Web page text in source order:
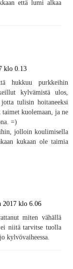
että lumi alkaa
klo 0.13
hukkuu purkkeihin
kylvämistä ulos,
tulisin hoitaneeksi
kuolemaan, ja ne
=)
jolloin koulimisella
kukaan ole taimia
2017 klo 6.06
miten vähällä
niitä tarvitse tuolla
kylvövaiheessa.